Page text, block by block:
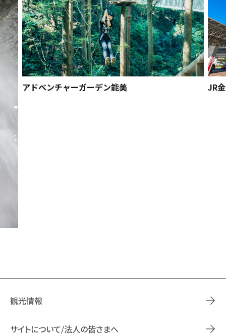
アドベンチャーガーデン能美 JR
観光情報
サイトについて/法人の皆さまへ